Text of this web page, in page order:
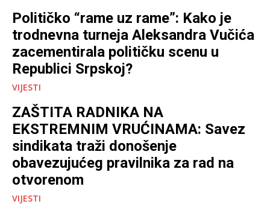
Političko “rame uz rame”: Kako je
trodnevna turneja Aleksandra Vučića
zacementirala političku scenu u
Republici Srpskoj?
VIJESTI
ZAŠTITA RADNIKA NA
EKSTREMNIM VRUĆINAMA: Savez
sindikata traži donošenje
obavezujućeg pravilnika za rad na
otvorenom
VIJESTI